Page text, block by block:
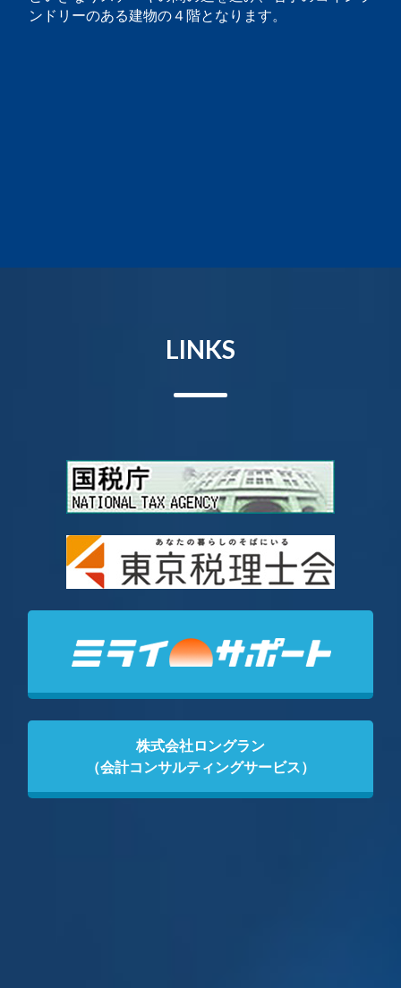
ンドリーのある建物の４階となります。
LINKS
株式会社ロングラン
（会計コンサルティングサービス）